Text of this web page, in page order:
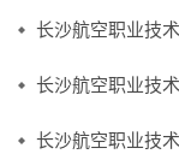
长沙航空职业技
长沙航空职业技
长沙航空职业技